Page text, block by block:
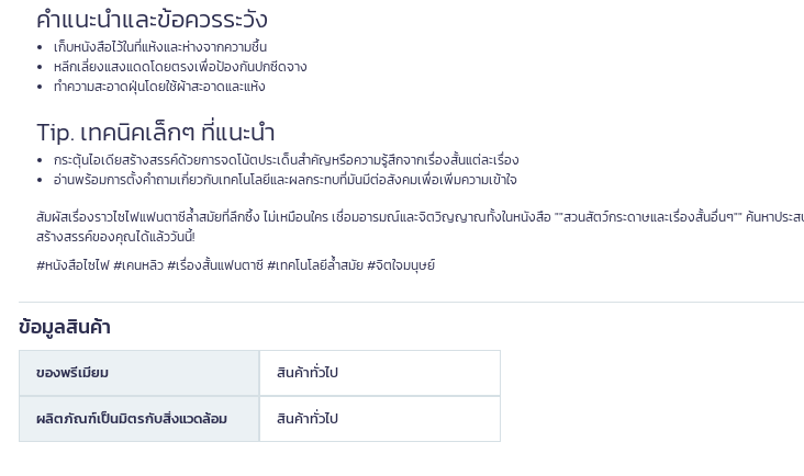
คำแนะนำและข้อควรระวัง
เก็บหนังสือไว้ในที่แห้งและห่างจากความชื้น
หลีกเลี่ยงแสงแดดโดยตรงเพื่อป้องกันปกซีดจาง
ทำความสะอาดฝุ่นโดยใช้ผ้าสะอาดและแห้ง
Tip. เทคนิคเล็กๆ ที่แนะนำ
กระตุ้นไอเดียสร้างสรรค์ด้วยการจดโน้ตประเด็นสำคัญหรือความรู้สึกจากเรื่องสั้นแต่ละเรื่อง
อ่านพร้อมการตั้งคำถามเกี่ยวกับเทคโนโลยีและผลกระทบที่มันมีต่อสังคมเพื่อเพิ่มความเข้าใจ
สัมผัสเรื่องราวไซไฟแฟนตาซีล้ำสมัยที่ลึกซึ้ง ไม่เหมือนใคร เชื่อมอารมณ์และจิตวิญญาณทั้งในหนังสือ ""สวนสัตว์กระดาษและเรื่องสั้นอื่นๆ"" ค้นหาประ
สร้างสรรค์ของคุณได้แล้ววันนี้!
#หนังสือไซไฟ #เคนหลิว #เรื่องสั้นแฟนตาซี #เทคโนโลยีล้ำสมัย #จิตใจมนุษย์
ข้อมูลสินค้า
ของพรีเมียม สินค้าทั่วไป
ผลิตภัณฑ์เป็นมิตรกับสิ่งแวดล้อม สินค้าทั่วไป